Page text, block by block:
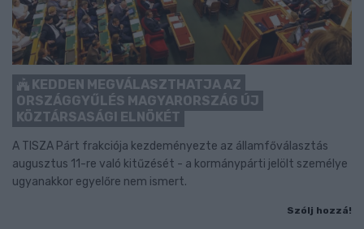
KEDDEN MEGVÁLASZTHATJA AZ
ORSZÁGGYŰLÉS MAGYARORSZÁG ÚJ
KÖZTÁRSASÁGI ELNÖKÉT
A TISZA Párt frakciója kezdeményezte az államfőválasztás
augusztus 11-re való kitűzését - a kormánypárti jelölt személye
ugyanakkor egyelőre nem ismert.
Szólj hozzá!